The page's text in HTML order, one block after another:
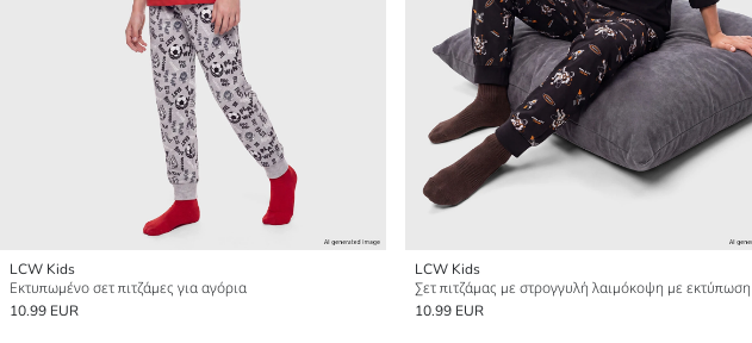
LCW Kids
Εκτυπωμένο σετ πιτζάμες για αγόρια
10.99 EUR
LCW Kids
10.99 EUR